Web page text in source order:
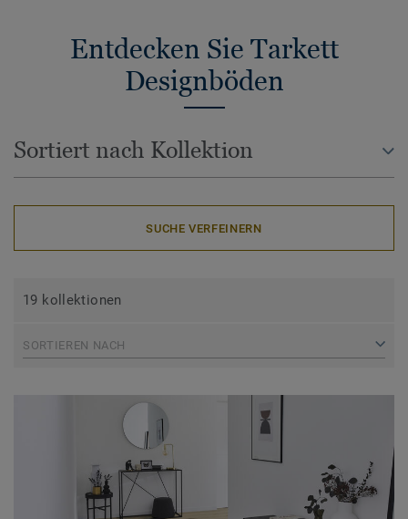
Entdecken Sie Tarkett
Designböden
Sortiert nach Kollektion
SUCHE VERFEINERN
19 kollektionen
SORTIEREN NACH